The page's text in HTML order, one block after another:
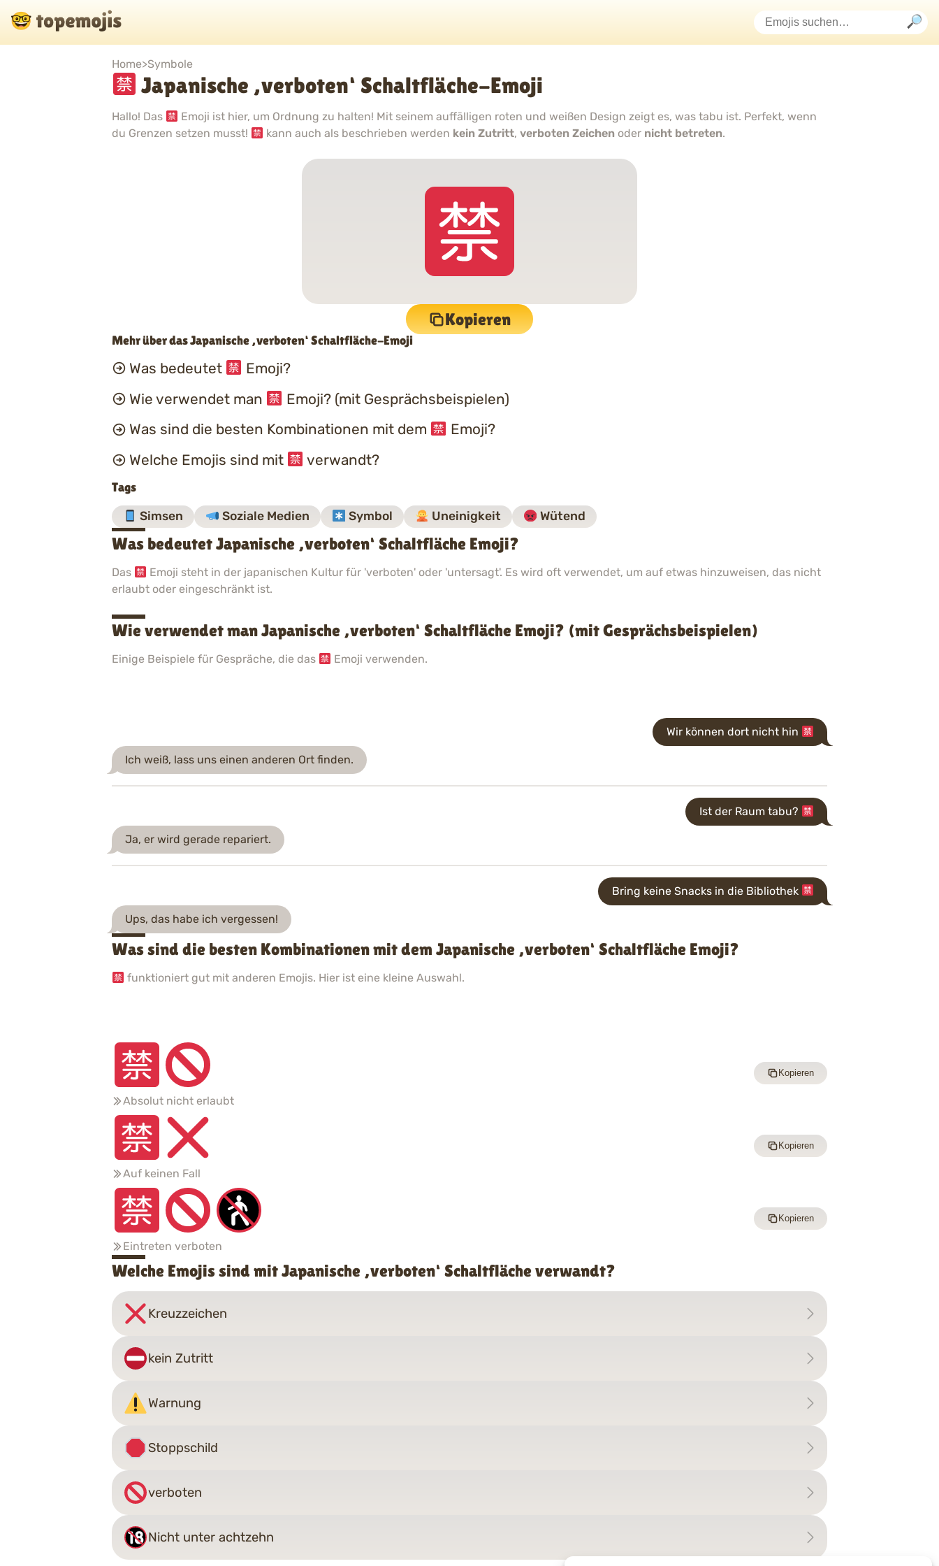
Home>Symbole
Japanische ‚verboten‘ Schaltfläche-Emoji
Hallo! Das
Emoji ist hier, um Ordnung zu halten! Mit seinem auffälligen roten und weißen Design zeigt es, was tabu ist. Perfekt, wenn
du Grenzen setzen musst!
kann auch als beschrieben werden kein Zutritt,verboten Zeichen oder nicht betreten.
Kopieren
Mehr über das Japanische ‚verboten‘ Schaltfläche-Emoji
Was bedeutet
Emoji?
Wie verwendet man
Emoji? (mit Gesprächsbeispielen)
Was sind die besten Kombinationen mit dem
Emoji?
Welche Emojis sind mit
verwandt?
Tags
Simsen Soziale Medien Symbol Uneinigkeit Wütend
Was bedeutet Japanische ‚verboten‘ Schaltfläche Emoji?
Das
Emoji steht in der japanischen Kultur für 'verboten' oder 'untersagt'. Es wird oft verwendet, um auf etwas hinzuweisen, das nicht
erlaubt oder eingeschränkt ist.
Wie verwendet man Japanische ‚verboten‘ Schaltfläche Emoji? (mit Gesprächsbeispielen)
Einige Beispiele für Gespräche, die das Emoji verwenden.
Wir können dort nicht hin
Ich weiß, lass uns einen anderen Ort finden.
Ist der Raum tabu?
Ja, er wird gerade repariert.
Bring keine Snacks in die Bibliothek
Ups, das habe ich vergessen!
Was sind die besten Kombinationen mit dem Japanische ‚verboten‘ Schaltfläche Emoji?
funktioniert gut mit anderen Emojis. Hier ist eine kleine Auswahl.
Absolut nicht erlaubt
Kopieren
Auf keinen Fall
Kopieren
Eintreten verboten
Kopieren
Welche Emojis sind mit Japanische ‚verboten‘ Schaltfläche verwandt?
Kreuzzeichen
kein Zutritt
Warnung
Stoppschild
verboten
Nicht unter achtzehn